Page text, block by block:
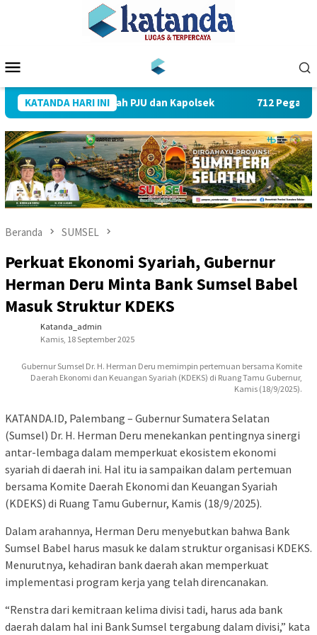
Mobile
KATANDA HARI INI
Sejumlah PJU dan Kapolsek 712 Pegawai PLN
Beranda SUMSEL
Perkuat Ekonomi Syariah, Gubernur
Herman Deru Minta Bank Sumsel Babel
Masuk Struktur KDEKS
Katanda_admin
Kamis, 18 September 2025
Gubernur Sumsel Dr. H. Herman Deru memimpin pertemuan bersama Komite
Daerah Ekonomi dan Keuangan Syariah (KDEKS) di Ruang Tamu Gubernur,
Kamis (18/9/2025).
KATANDA.ID, Palembang – Gubernur Sumatera Selatan
(Sumsel) Dr. H. Herman Deru menekankan pentingnya sinergi
antar-lembaga dalam memperkuat ekosistem ekonomi
syariah di daerah ini. Hal itu ia sampaikan dalam pertemuan
bersama Komite Daerah Ekonomi dan Keuangan Syariah
(KDEKS) di Ruang Tamu Gubernur, Kamis (18/9/2025).
Dalam arahannya, Herman Deru menyebutkan bahwa Bank
Sumsel Babel harus masuk ke dalam struktur organisasi KDEKS.
Menurutnya, kehadiran bank daerah akan memperkuat
implementasi program kerja yang telah direncanakan.
“Renstra dari kemitraan kelima divisi tadi, harus ada bank
daerah dalam hal ini Bank Sumsel tergabung dalam divisi,” kata